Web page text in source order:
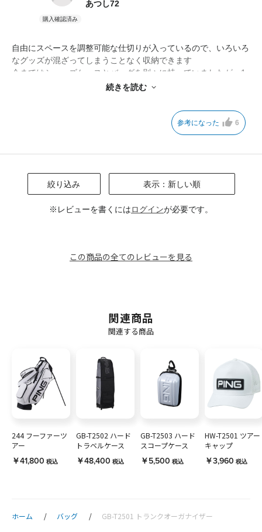
あつし72
自由にスペースを調整可能な仕切りが入っているので、いろいろ
なグッズが混ざってしまうことなく収納できます
今まではシューズケースとバッグを別々に持っていましたが、1
つに集約できるのも良いです続きを読む
参考になった 6
絞り込み 表示：新しい順
※レビューを書くにはログインが必要です。
この商品の全てのレビューを見る
関連商品
関連する商品
244 フーファーツ
アー
￥41,800 税込
GB-T2502 ハード
トラベルケース
￥48,400 税込
GB-T2503 ハード
スコープケース
￥5,500 税込
HW-T2501 ツアー
キャップ
￥3,960 税込
ホーム バッグ GB-T2501 トランクオーガナイザー